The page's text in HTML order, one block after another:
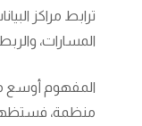
ترابط مراكز
المسارات،
المفهوم أوسع
منظمة، فستظهر